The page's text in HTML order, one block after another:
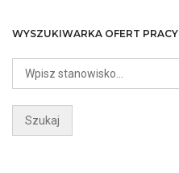
WYSZUKIWARKA OFERT PRACY